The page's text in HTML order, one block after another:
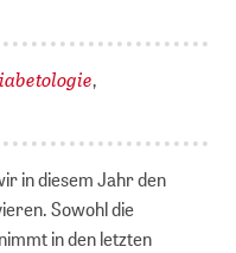
,
in diesem Jahr den
Sowohl die
in den letzten